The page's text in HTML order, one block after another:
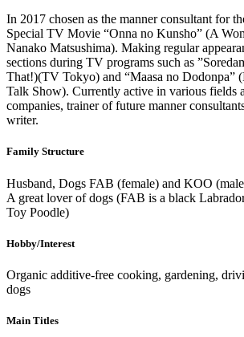
In 2017 chosen as the manner consultant for
Special TV Movie “Onna no Kunsho” (A
Nanako Matsushima). Making regular
sections during TV programs such as
That!)(TV Tokyo) and “Maasa no Dodonpa”
Talk Show). Currently active in various fields
companies, trainer of future manner
writer.
Family Structure
Husband, Dogs FAB (female) and KOO
A great lover of dogs (FAB is a black
Toy Poodle)
Hobby/Interest
Organic additive-free cooking, gardening,
dogs
Main Titles